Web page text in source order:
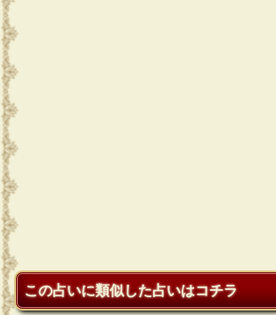
この占いに類似した占いはコチラ